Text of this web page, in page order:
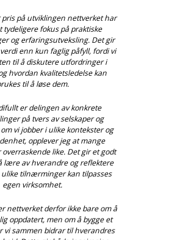
pris på utviklingen nettverket har
tydeligere fokus på praktiske
og erfaringsutveksling. Det gir
enn kun faglig påfyll, fordi vi
til å diskutere utfordringer i
hvordan kvalitetsledelse kan
til å løse dem.
er delingen av konkrete
på tvers av selskaper og
vi jobber i ulike kontekster og
opplever jeg at mange
like. Det gir et godt
lære av hverandre og reflektere
tilnærminger kan tilpasses
egen virksomhet.
nettverket derfor ikke bare om å
oppdatert, men om å bygge et
vi sammen bidrar til hverandres